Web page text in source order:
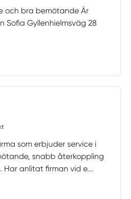
bra bemötande Är
Sofia Gyllenhielmsväg 28
som erbjuder service i
snabb återkoppling
Har anlitat firman vid e...